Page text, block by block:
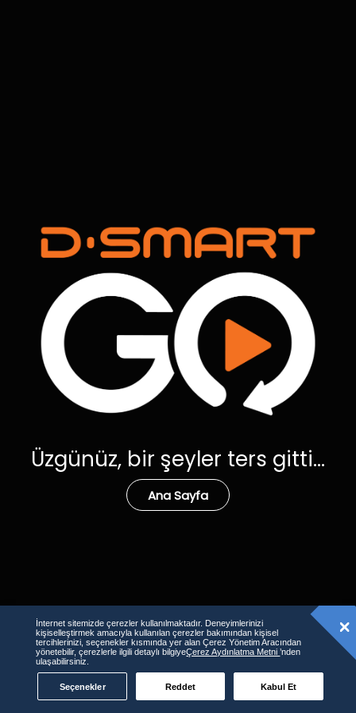
Üzgünüz, bir şeyler ters gitti...
Ana Sayfa
İnternet sitemizde çerezler kullanılmaktadır. Deneyimlerinizi
kişiselleştirmek amacıyla kullanılan çerezler bakımından kişisel
tercihlerinizi, seçenekler kısmında yer alan Çerez Yönetim Aracından
yönetebilir, çerezlerle ilgili detaylı bilgiyeÇerez Aydınlatma Metni’nden
ulaşabilirsiniz.
Seçenekler Reddet Kabul Et